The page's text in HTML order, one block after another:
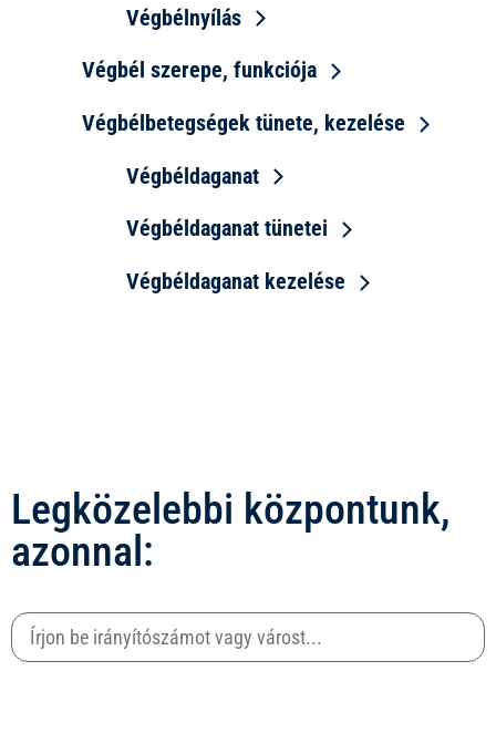
Végbélnyílás
Végbél szerepe, funkciója
Végbélbetegségek tünete, kezelése
Végbéldaganat
Végbéldaganat tünetei
Végbéldaganat kezelése
Legközelebbi központunk,
azonnal: